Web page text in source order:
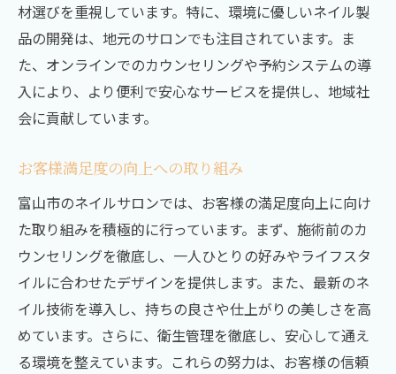
材選びを重視しています。特に、環境に優しいネイル製
品の開発は、地元のサロンでも注目されています。ま
た、オンラインでのカウンセリングや予約システムの導
入により、より便利で安心なサービスを提供し、地域社
会に貢献しています。
お客様満足度の向上への取り組み
富山市のネイルサロンでは、お客様の満足度向上に向け
た取り組みを積極的に行っています。まず、施術前のカ
ウンセリングを徹底し、一人ひとりの好みやライフスタ
イルに合わせたデザインを提供します。また、最新のネ
イル技術を導入し、持ちの良さや仕上がりの美しさを高
めています。さらに、衛生管理を徹底し、安心して通え
る環境を整えています。これらの努力は、お客様の信頼